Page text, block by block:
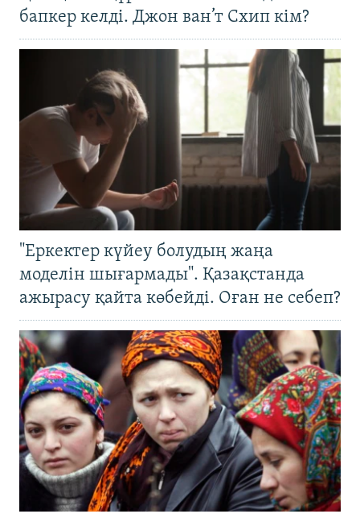
бапкер келді. Джон ван’т Схип кім?
"Еркектер күйеу болудың жаңа
моделін шығармады". Қазақстанда
ажырасу қайта көбейді. Оған не себеп?